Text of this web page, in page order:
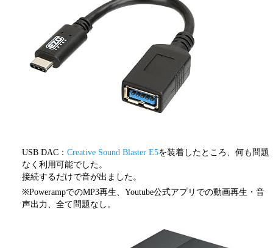
USB DAC： Creative Sound Blaster E5を装着したところ、何も問題
なく利用可能でした。
接続するだけで音が出ました。
※PowerampでのMP3再生、Youtube公式アプリでの動画再生・音
声出力、全て問題なし。